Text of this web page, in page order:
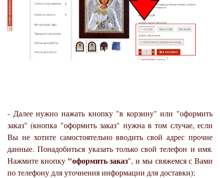
- Далее нужно нажать кнопку "в корзину" или "оформить
заказ" (кнопка "оформить заказ" нужна в том случае, если
Вы не хотите самостоятельно вводить свой адрес прочие
данные. Понадобиться указать только свой телефон и имя.
Нажмите кнопку"оформить заказ", и мы свяжемся с Вами
по телефону для уточнения информации для доставки);